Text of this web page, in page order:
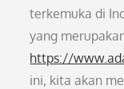
terkemuka di
yang
https://
ini, kita akan